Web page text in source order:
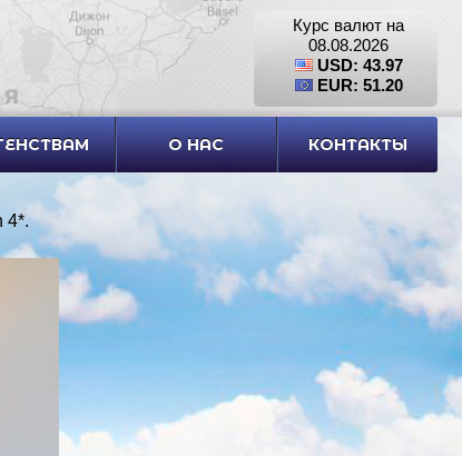
Курс валют на
08.08.2026
USD: 43.97
EUR: 51.20
О НАС КОНТАКТЫ
4*.